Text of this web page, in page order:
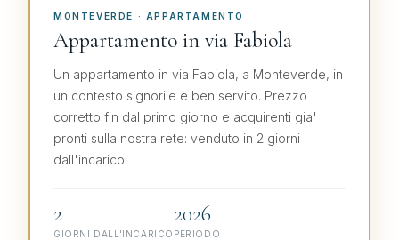
MONTEVERDE · APPARTAMENTO
Appartamento in via Fabiola
Un appartamento in via Fabiola, a Monteverde, in
un contesto signorile e ben servito. Prezzo
corretto fin dal primo giorno e acquirenti gia'
pronti sulla nostra rete: venduto in 2 giorni
dall'incarico.
2
GIORNI DALL'INCARICO
2026
PERIODO